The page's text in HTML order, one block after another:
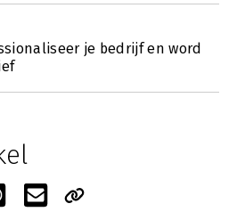
je bedrijf en word